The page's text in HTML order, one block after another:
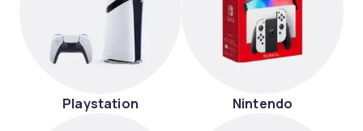
Playstation Nintendo